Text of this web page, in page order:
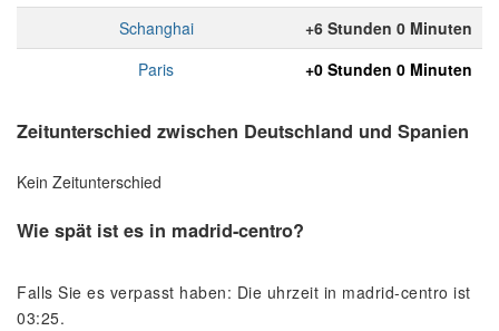
Schanghai
+6 Stunden 0 Minuten
Paris
+0 Stunden 0 Minuten
Zeitunterschied zwischen Deutschland und Spanien
Kein Zeitunterschied
Wie spät ist es in madrid-centro?
Falls Sie es verpasst haben: Die uhrzeit in madrid-centro ist
03:25.